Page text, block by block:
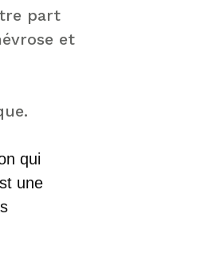
part
et
qui
une